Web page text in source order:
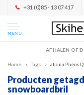
+31 (0)85 - 13 07 417
MENU
AFHALEN OF
Home Tags alpina Pheos
Producten
snowboardbril